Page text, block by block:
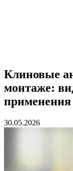
Клиновые
монтаже:
применения
30.05.2026